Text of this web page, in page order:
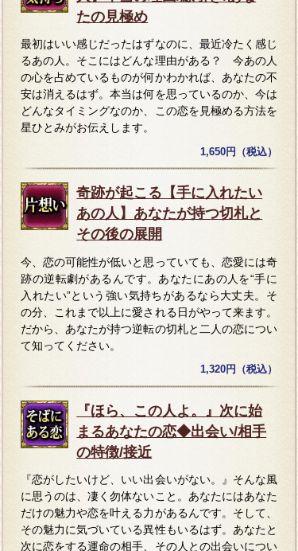
たの見極め
最初はいい感じだったはずなのに、最近冷たく感じ
るあの人。そこにはどんな理由がある？ 今あの人
の心を占めているものが何かわかれば、あなたの不
安は消えるはず。本当は何を思っているのか、今は
どんなタイミングなのか、この恋を見極める方法を
星ひとみがお伝えします。
1,650円（税込）
奇跡が起こる【手に入れたい
あの人】あなたが持つ切札と
その後の展開
今、恋の可能性が低いと思っていても、恋愛には奇
跡の逆転劇があるんです。あなたにあの人を“手に
入れたい”という強い気持ちがあるなら大丈夫。そ
の分、これまで以上に愛される日がやって来ます。
だから、あなたが持つ逆転の切札と二人の恋につい
て知ってください。
1,320円（税込）
『ほら、この人よ。』次に始
まるあなたの恋◆出会い/相手
の特徴/接近
『恋がしたいけど、いい出会いがない。』そんな風
に思うのは、凄く勿体ないこと。あなたにはあなた
だけの魅力や恋を叶える力があるんです。そして、
その魅力に気づいている異性もいるはず。あなたと
次に恋をする運命の相手、その人との出会いについ